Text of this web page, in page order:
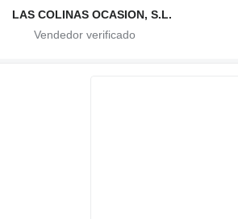
LAS COLINAS OCASION, S.L.